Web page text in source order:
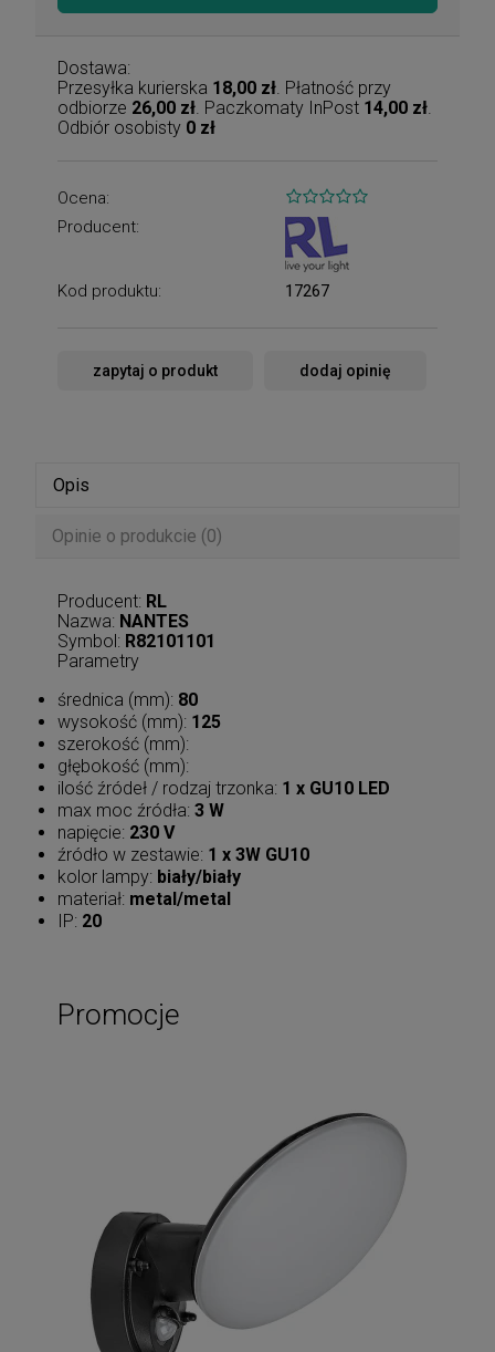
Dostawa:
Przesyłka kurierska 18,00 zł . Płatność przy
odbiorze 26,00 zł . Paczkomaty InPost 14,00 zł
Odbiór osobisty 0 zł
Ocena:
Producent:
Kod produktu: 17267
zapytaj o produkt dodaj opinię
Opis
Opinie o produkcie (0)
Producent: RL
Nazwa: NANTES
Symbol: R82101101
Parametry
średnica (mm): 80
wysokość (mm): 125
szerokość (mm):
głębokość (mm):
ilość źródeł / rodzaj trzonka: 1 x GU10 LED
max moc źródła: 3 W
napięcie: 230 V
źródło w zestawie: 1 x 3W GU10
kolor lampy: biały/biały
materiał: metal/metal
IP: 20
Promocje